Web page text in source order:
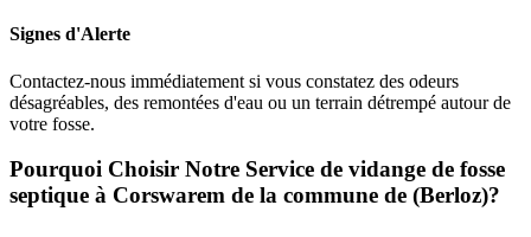
Signes d'Alerte
Contactez-nous immédiatement si vous constatez des odeurs
désagréables, des remontées d'eau ou un terrain détrempé autour de
votre fosse.
Pourquoi Choisir Notre Service de vidange de fosse
septique à Corswarem de la commune de (Berloz)?